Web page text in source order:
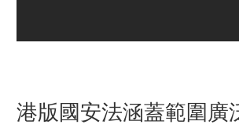
港版國安法涵蓋範圍廣